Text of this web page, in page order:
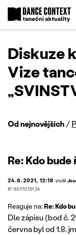
Diskuze
Vize
Od nejnovějších/
Re: Kdo
24.6.2021, 12:18 vložil
IP: 90.170.151.24
Reaguje na:Re: Kdo
Dle zápisu (bod č.
června byl od 1.8.